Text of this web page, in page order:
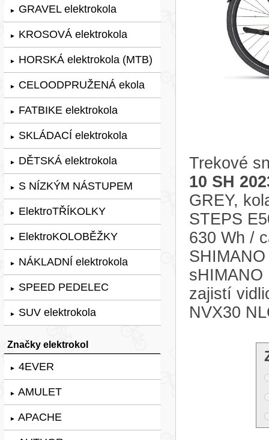
► GRAVEL elektrokola
► KROSOVÁ elektrokola
► HORSKÁ elektrokola (MTB)
► CELOODPRUŽENÁ ekola
► FATBIKE elektrokola
► SKLÁDACÍ elektrokola
► DĚTSKÁ elektrokola
► S NÍZKÝM NÁSTUPEM
► ElektroTŘÍKOLKY
► ElektroKOLOBĚŽKY
► NÁKLADNÍ elektrokola
► SPEED PEDELEC
► SUV elektrokola
Značky elektrokol
► 4EVER
► AMULET
► APACHE
Trekové
10 SH
GREY,
STEPS
630 Wh /
sHIMANO
zajistí
NVX30